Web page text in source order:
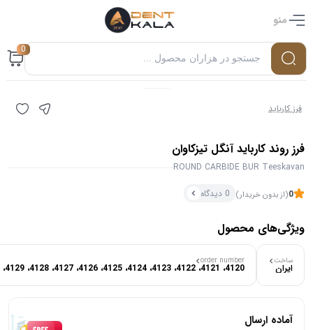
منو
0
فرز کارباید
فرز روند کارباید آنگل تیزکاوان
ROUND CARBIDE BUR Teeskavan
0(از بدون خریدار) 0 دیدگاه
ویژگی‌های محصول
ساخت
ایران
order number
4120، 4121، 4122، 4123، 4124، 4125، 4126، 4127، 4128، 4129، 4130، 4131، 4132
آماده ارسال